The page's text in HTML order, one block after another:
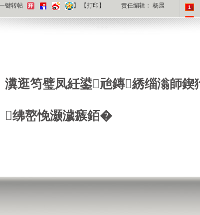
1
2
7
地理
键转帖 】 【打印】 责任编辑： 杨晨
瀵逛笉璧凤紝鍙兘鏄綉缁滃師鍥
绋嶅悗灏濊瘯銆�